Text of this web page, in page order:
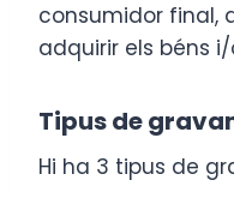
consumidor final,
adquirir els béns i/
Tipus de
Hi ha 3 tipus de